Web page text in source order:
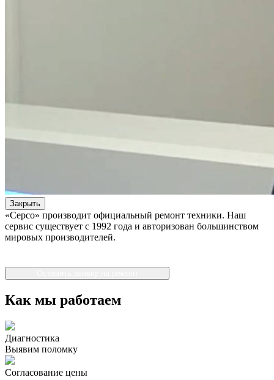
Закрыть
«Серсо» производит официальный ремонт техники. Наш
сервис существует с 1992 года и авторизован большинством
мировых производителей.
Как мы работаем
Диагностика
Выявим поломку
Согласование цены